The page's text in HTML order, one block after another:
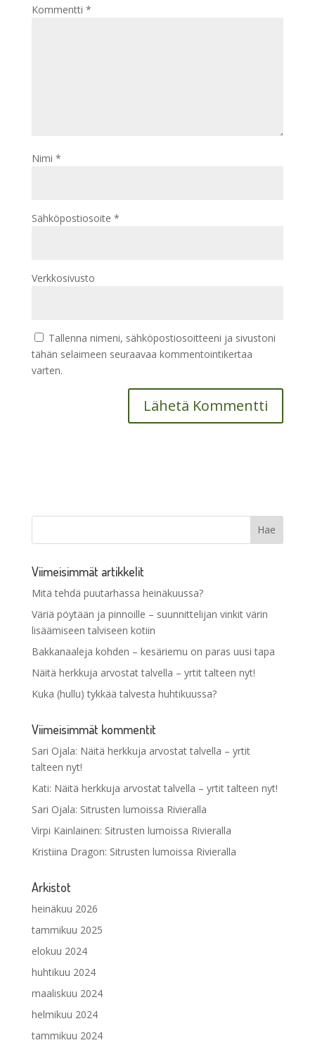
Kommentti *
Nimi *
Sähköpostiosoite *
Verkkosivusto
Tallenna nimeni, sähköpostiosoitteeni ja sivustoni
tähän selaimeen seuraavaa kommentointikertaa
varten.
Viimeisimmät artikkelit
Mitä tehdä puutarhassa heinäkuussa?
Väriä pöytään ja pinnoille – suunnittelijan vinkit värin
lisäämiseen talviseen kotiin
Bakkanaaleja kohden – kesäriemu on paras uusi tapa
Näitä herkkuja arvostat talvella – yrtit talteen nyt!
Kuka (hullu) tykkää talvesta huhtikuussa?
Viimeisimmät kommentit
Sari Ojala: Näitä herkkuja arvostat talvella – yrtit
talteen nyt!
Kati: Näitä herkkuja arvostat talvella – yrtit talteen nyt!
Sari Ojala: Sitrusten lumoissa Rivieralla
Virpi Kainlainen: Sitrusten lumoissa Rivieralla
Kristiina Dragon: Sitrusten lumoissa Rivieralla
Arkistot
heinäkuu 2026
tammikuu 2025
elokuu 2024
huhtikuu 2024
maaliskuu 2024
helmikuu 2024
tammikuu 2024